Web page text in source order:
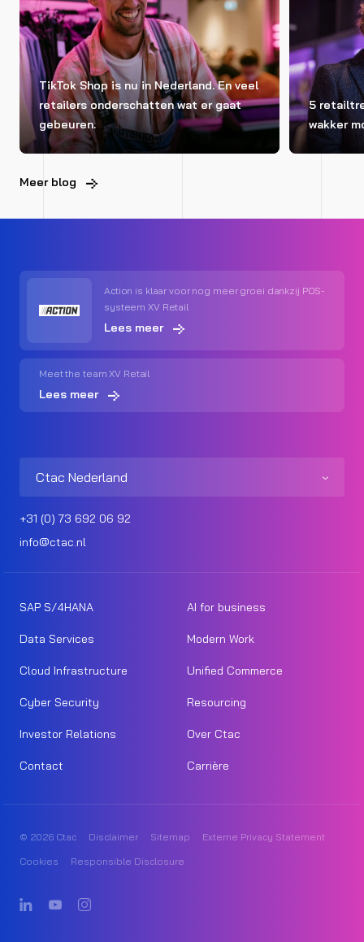
TikTok Shop is nu in Nederland. En veel
retailers onderschatten wat er gaat
gebeuren.
5
wakker
Meer blog
Action is klaar voor nog meer groei dankzij POS-
systeem XV Retail
Lees meer
Meet the team XV Retail
Lees meer
Ctac Nederland
+31 (0) 73 692 06 92
info@ctac.nl
SAP S/4HANA AI for business
Data Services Modern Work
Cloud Infrastructure Unified Commerce
Cyber Security Resourcing
Investor Relations Over Ctac
Contact Carrière
© 2026 Ctac Disclaimer Sitemap
Externe Privacy Statement
Cookies
Responsible Disclosure